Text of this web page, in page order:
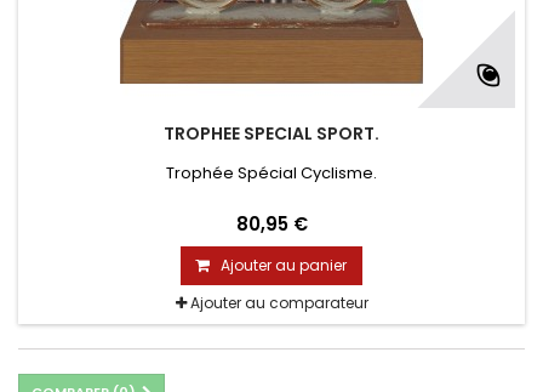
TROPHEE SPECIAL SPORT.
Trophée Spécial Cyclisme.
80,95 €
Ajouter au panier
Ajouter au comparateur